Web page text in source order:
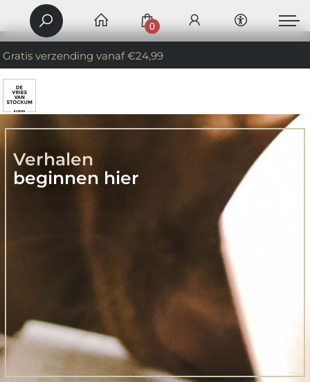
Gratis verzending vanaf €24,99
0
Verhalen
beginnen hier